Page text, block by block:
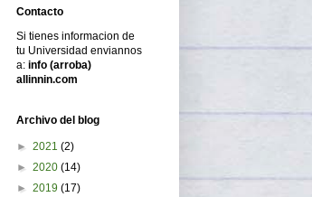
Contacto
Si tienes informacion de
tu Universidad enviannos
a: info (arroba)
allinnin.com
Archivo del blog
► 2021 (2)
► 2020 (14)
► 2019 (17)